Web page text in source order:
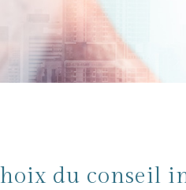
du conseil